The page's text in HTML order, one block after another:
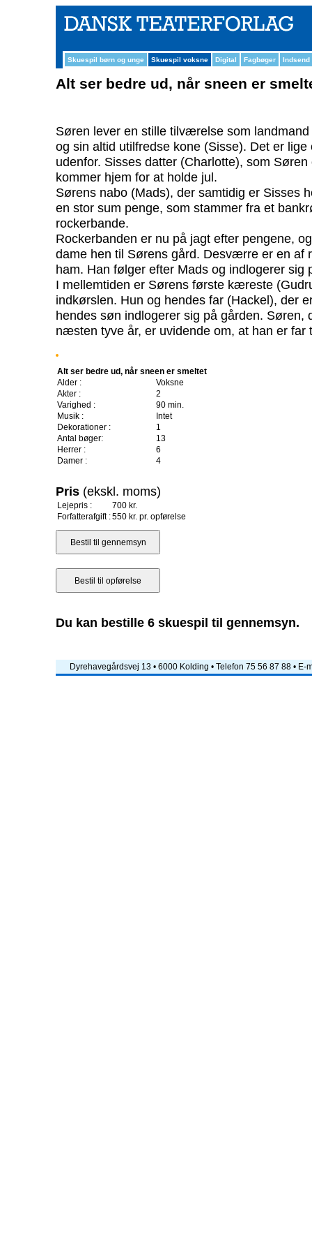
Skuespil børn og unge Skuespil voksne Digital Fagbøger Indsend
Alt ser bedre ud, når sneen er
Søren lever en stille tilværelse som
og sin altid utilfredse kone (Sisse). Det er
udenfor. Sisses datter (Charlotte), som
kommer hjem for at holde jul.
Sørens nabo (Mads), der samtidig er Sisses
en stor sum penge, som stammer fra et
rockerbande.
Rockerbanden er nu på jagt efter pengene,
dame hen til Sørens gård. Desværre er en af
ham. Han følger efter Mads og indlogerer sig
I mellemtiden er Sørens første kæreste
indkørslen. Hun og hendes far (Hackel), der
hendes søn indlogerer sig på gården. Søren,
næsten tyve år, er uvidende om, at han er far
Alt ser bedre ud, når sneen er smeltet
Alder :
Voksne
Akter :
2
Varighed :
90 min.
Musik :
Intet
Dekorationer :
1
Antal bøger:
13
Herrer :
6
Damer :
4
Pris (ekskl. moms)
Lejepris :
700 kr.
Forfatterafgift :550 kr. pr. opførelse
Du kan bestille 6 skuespil til gennemsyn.
Dyrehavegårdsvej 13 • 6000 Kolding • Telefon 75 56 87 88 • E-